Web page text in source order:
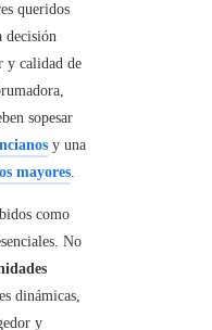
queridos
decisión
y calidad de
sopesar
y una
mayores.
como
No
dinámicas,
y